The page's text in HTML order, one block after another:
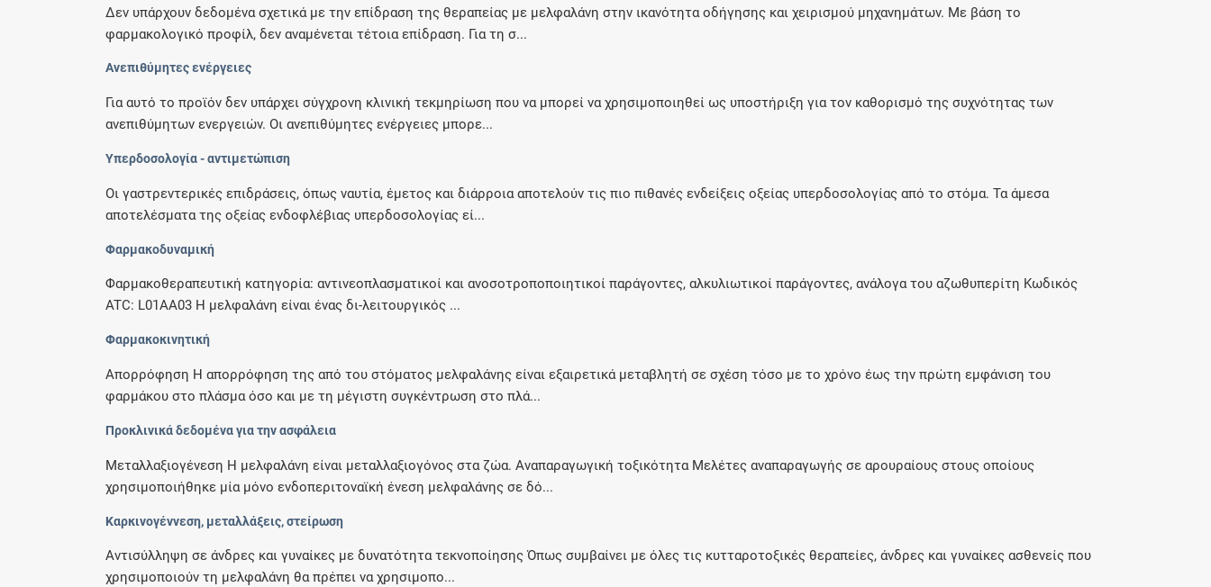
Δεν υπάρχουν δεδομένα σχετικά με την επίδραση της θεραπείας με μελφαλάνη στην ικανότητα οδήγησης και χειρισμού μηχανημάτων. Με βάση το
φαρμακολογικό προφίλ, δεν αναμένεται τέτοια επίδραση. Για τη σ...
Ανεπιθύμητες ενέργειες
Για αυτό το προϊόν δεν υπάρχει σύγχρονη κλινική τεκμηρίωση που να μπορεί να χρησιμοποιηθεί ως υποστήριξη για τον καθορισμό της συχνότητας των
ανεπιθύμητων ενεργειών. Οι ανεπιθύμητες ενέργειες μπορε...
Υπερδοσολογία - αντιμετώπιση
Οι γαστρεντερικές επιδράσεις, όπως ναυτία, έμετος και διάρροια αποτελούν τις πιο πιθανές ενδείξεις οξείας υπερδοσολογίας από το στόμα. Τα άμεσα
αποτελέσματα της οξείας ενδοφλέβιας υπερδοσολογίας εί...
Φαρμακοδυναμική
Φαρμακοθεραπευτική κατηγορία: αντινεοπλασματικοί και ανοσοτροποποιητικοί παράγοντες, αλκυλιωτικοί παράγοντες, ανάλογα του αζωθυπερίτη Κωδικός
ATC: L01AA03 Η μελφαλάνη είναι ένας δι-λειτουργικός ...
Φαρμακοκινητική
Απορρόφηση Η απορρόφηση της από του στόματος μελφαλάνης είναι εξαιρετικά μεταβλητή σε σχέση τόσο με το χρόνο έως την πρώτη εμφάνιση του
φαρμάκου στο πλάσμα όσο και με τη μέγιστη συγκέντρωση στο πλά...
Προκλινικά δεδομένα για την ασφάλεια
Μεταλλαξιογένεση Η μελφαλάνη είναι μεταλλαξιογόνος στα ζώα. Αναπαραγωγική τοξικότητα Μελέτες αναπαραγωγής σε αρουραίους στους οποίους
χρησιμοποιήθηκε μία μόνο ενδοπεριτοναϊκή ένεση μελφαλάνης σε δό...
Καρκινογέννεση, μεταλλάξεις, στείρωση
Αντισύλληψη σε άνδρες και γυναίκες με δυνατότητα τεκνοποίησης Όπως συμβαίνει με όλες τις κυτταροτοξικές θεραπείες, άνδρες και γυναίκες ασθενείς που
χρησιμοποιούν τη μελφαλάνη θα πρέπει να χρησιμοπο...